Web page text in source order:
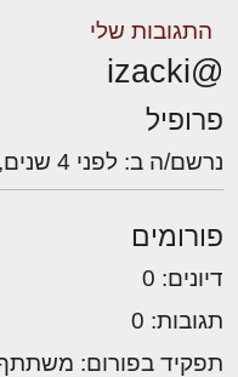
התגובות שלי
@izacki
פרופיל
נרשם/ה ב: לפני 4 שנים, חודש 1
פורומים
דיונים: 0
תגובות: 0
תפקיד בפורום: